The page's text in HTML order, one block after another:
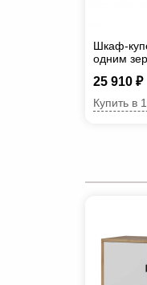
Шкаф-
одним
25 910 ₽
Купить в